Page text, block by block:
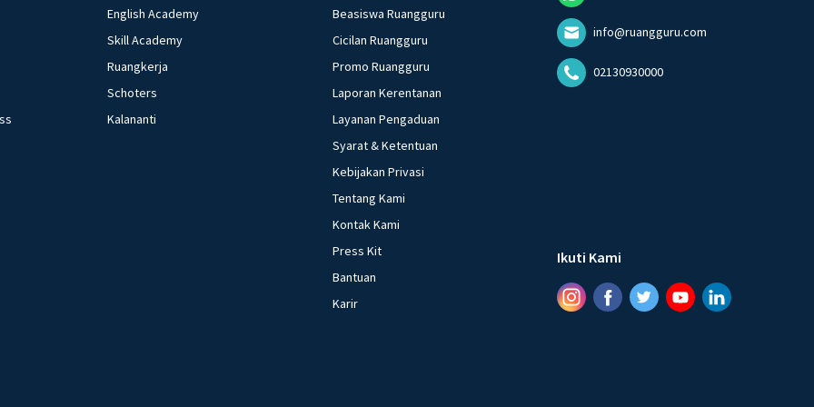
English Academy
Skill Academy
Ruangkerja
Schoters
Kalananti
Beasiswa Ruangguru
Cicilan Ruangguru
Promo Ruangguru
Laporan Kerentanan
Layanan Pengaduan
Syarat & Ketentuan
Kebijakan Privasi
Tentang Kami
Kontak Kami
Press Kit
Bantuan
Karir
info@ruangguru.com
02130930000
Ikuti Kami